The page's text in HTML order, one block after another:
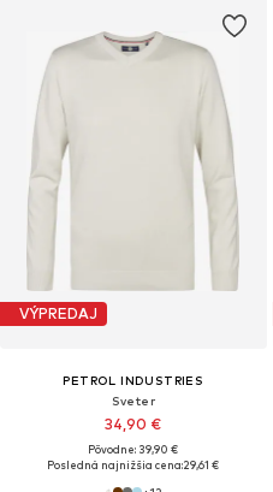
VÝPREDAJ
PETROL INDUSTRIES
Sveter
34,90 €
Pôvodne: 39,90 €
Posledná najnižšia cena:29,61 €